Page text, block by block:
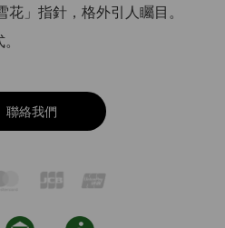
」指針，格外引人矚目。
聯絡我們